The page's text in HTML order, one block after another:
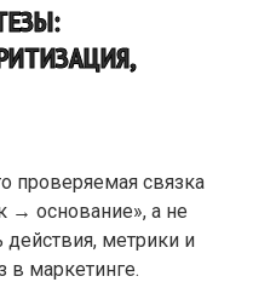
проверяемая связка
→ основание», а не
действия, метрики и
в маркетинге.